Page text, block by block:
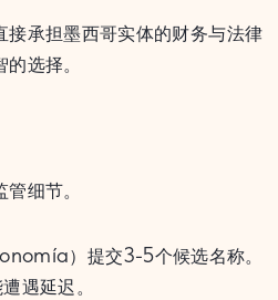
承担墨西哥实体的财务与法律
选择。
细节。
）提交3-5个候选名称。
遇延迟。